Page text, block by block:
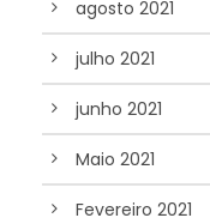
agosto 2021
julho 2021
junho 2021
Maio 2021
Fevereiro 2021